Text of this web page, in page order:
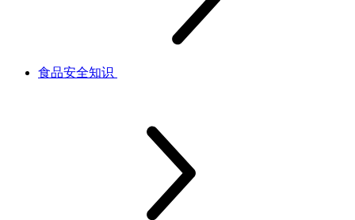
食品安全知识